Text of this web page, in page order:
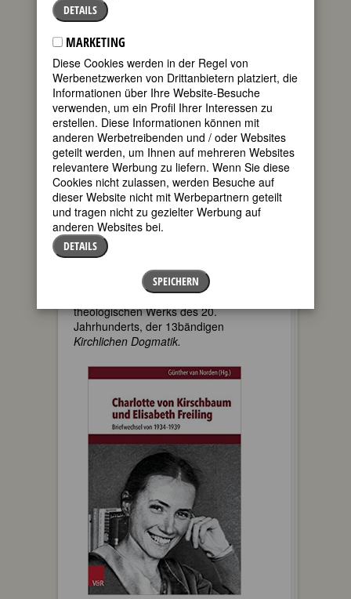
1924 traf sie Karl Barth zum ersten Mal
und zog auf Wunsch Barths, der
inzwischen eine Professur in Münster
innehatte, zu dessen Familie. Barth war
zu diesem Zeitpunkt bereits 16 Jahre
mit Nelly Barth-Hoffmann verheiratet
und Vater von fünf Kindern. Die
„ménage à trois“ entwickelte sich
schwierig und spannungsreich und sollte
doch fast vierzig Jahre dauern.
Nelly versorgte Haushalt und Kinder,
Charlotte teilte Barths intellektuelle
Abenteuer. Sie erledigte seine
Korrespondenz, als Zuarbeiterin für
Vorlesungen und Vorträge lernte sie
noch Latein, Griechisch und Hebräisch,
und sie hatte keinen geringen Anteil an
der Entstehung des imposantesten
theologischen Werks des 20.
Jahrhunderts, der 13bändigen
Kirchlichen Dogmatik.
DETAILS
MARKETING
Diese Cookies werden in der Regel von
Werbenetzwerken von Drittanbietern platziert, die
Informationen über Ihre Website-Besuche
verwenden, um ein Profil Ihrer Interessen zu
erstellen. Diese Informationen können mit
anderen Werbetreibenden und / oder Websites
geteilt werden, um Ihnen auf mehreren Websites
relevantere Werbung zu liefern. Wenn Sie diese
Cookies nicht zulassen, werden Besuche auf
dieser Website nicht mit Werbepartnern geteilt
und tragen nicht zu gezielter Werbung auf
anderen Websites bei.
DETAILS
SPEICHERN